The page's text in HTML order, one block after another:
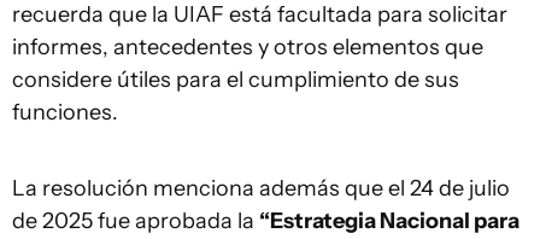
recuerda que la UIAF está facultada para solicitar
informes, antecedentes y otros elementos que
considere útiles para el cumplimiento de sus
funciones.
La resolución menciona además que el 24 de julio
de 2025 fue aprobada la “Estrategia Nacional para